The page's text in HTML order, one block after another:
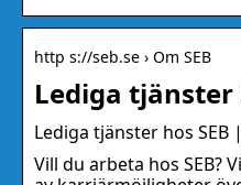
http s://seb.se › Om SEB
Lediga tjänster
Lediga tjänster hos SEB
Vill du arbeta hos SEB?